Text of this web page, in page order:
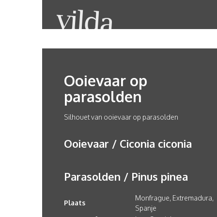
Ooievaar op
parasolden
Silhouet van ooievaar op parasolden
Ooievaar / Ciconia ciconia
Parasolden / Pinus pinea
Plaats
Monfrague, Extremadura,
Spanje